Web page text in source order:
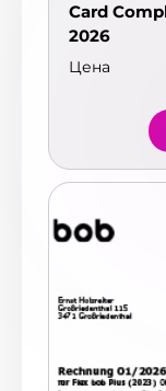
Card
2026
Цена